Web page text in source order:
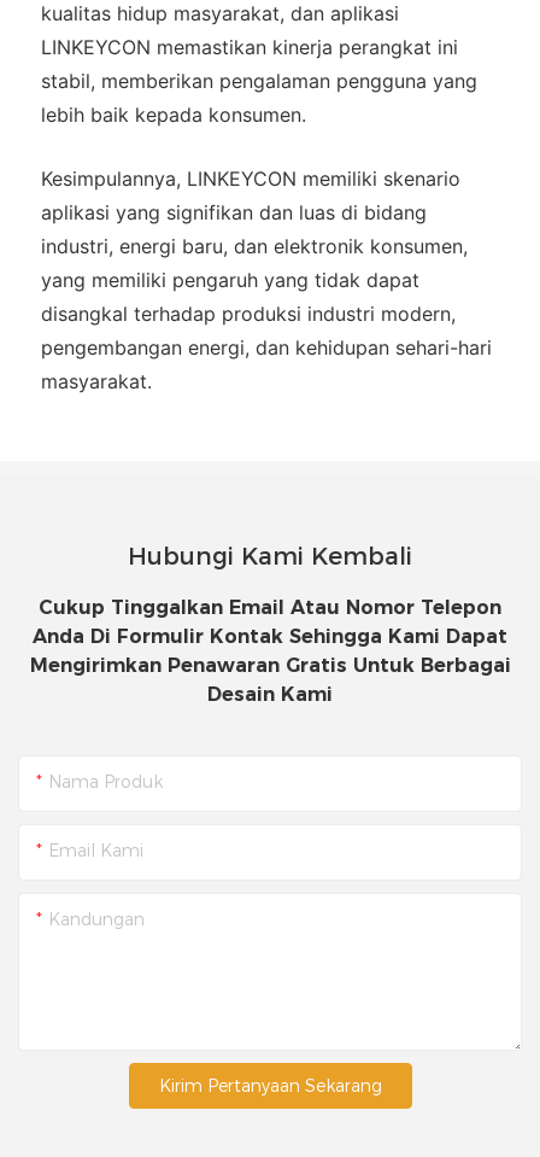
kualitas hidup masyarakat, dan aplikasi
LINKEYCON memastikan kinerja perangkat ini
stabil, memberikan pengalaman pengguna yang
lebih baik kepada konsumen.
Kesimpulannya, LINKEYCON memiliki skenario
aplikasi yang signifikan dan luas di bidang
industri, energi baru, dan elektronik konsumen,
yang memiliki pengaruh yang tidak dapat
disangkal terhadap produksi industri modern,
pengembangan energi, dan kehidupan sehari-hari
masyarakat.
Hubungi Kami Kembali
Cukup Tinggalkan Email Atau Nomor Telepon
Anda Di Formulir Kontak Sehingga Kami Dapat
Mengirimkan Penawaran Gratis Untuk Berbagai
Desain Kami
Nama Produk
Email Kami
Kandungan
Kirim Pertanyaan Sekarang